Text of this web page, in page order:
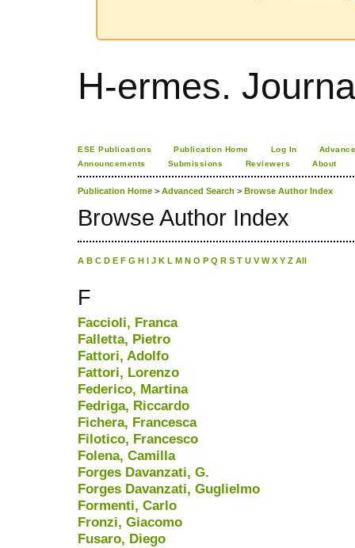
H-ermes.
ESE Publications Publication Home Log In
Announcements
Submissions Reviewers About
Publication Home > Advanced Search > Browse Author Index
Browse Author Index
A B C D E F G H I J K L M N O P Q R S T U V W X Y Z All
F
Faccioli, Franca
Falletta, Pietro
Fattori, Adolfo
Fattori, Lorenzo
Federico, Martina
Fedriga, Riccardo
Fichera, Francesca
Filotico, Francesco
Folena, Camilla
Forges Davanzati, G.
Forges Davanzati, Guglielmo
Formenti, Carlo
Fronzi, Giacomo
Fusaro, Diego